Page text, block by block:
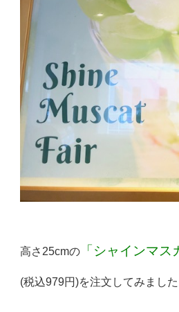
高さ25cmの 「シャインマス
(税込979円)を注文してみました